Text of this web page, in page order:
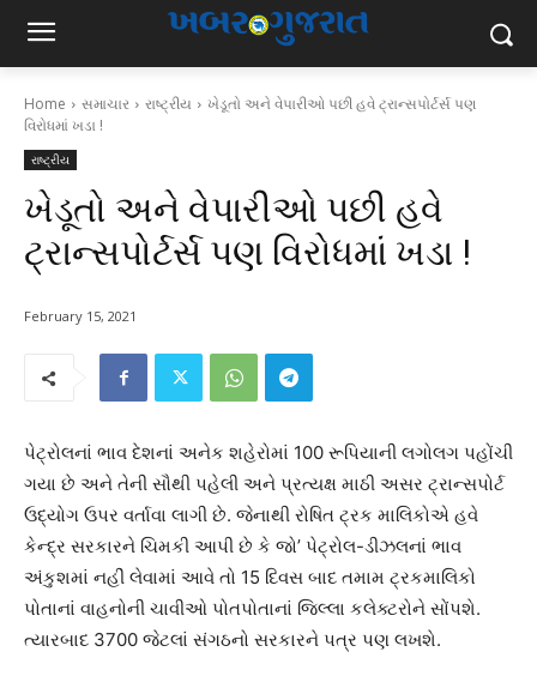
Home સમાચાર રાષ્ટ્રીય
ખેડૂતો અને વેપારીઓ પછી હવે ટ્રાન્સપોર્ટર્સ પણ
વિરોધમાં ખડા !
રાષ્ટ્રીય
ખેડૂતો અને વેપારીઓ પછી હવે
ટ્રાન્સપોર્ટર્સ પણ વિરોધમાં ખડા !
February 15, 2021
પેટ્રોલનાં ભાવ દેશનાં અનેક શહેરોમાં 100 રૂપિયાની લગોલગ પહોંચી
ગયા છે અને તેની સૌથી પહેલી અને પ્રત્યક્ષ માઠી અસર ટ્રાન્સપોર્ટ
ઉદ્યોગ ઉપર વર્તાવા લાગી છે. જેનાથી રોષિત ટ્રક માલિકોએ હવે
કેન્દ્ર સરકારને ચિમકી આપી છે કે જો’ પેટ્રોલ-ડીઝલનાં ભાવ
અંકુશમાં નહીં લેવામાં આવે તો 15 દિવસ બાદ તમામ ટ્રકમાલિકો
પોતાનાં વાહનોની ચાવીઓ પોતપોતાનાં જિલ્લા કલેક્ટરોને સોંપશે.
ત્યારબાદ 3700 જેટલાં સંગઠનો સરકારને પત્ર પણ લખશે.